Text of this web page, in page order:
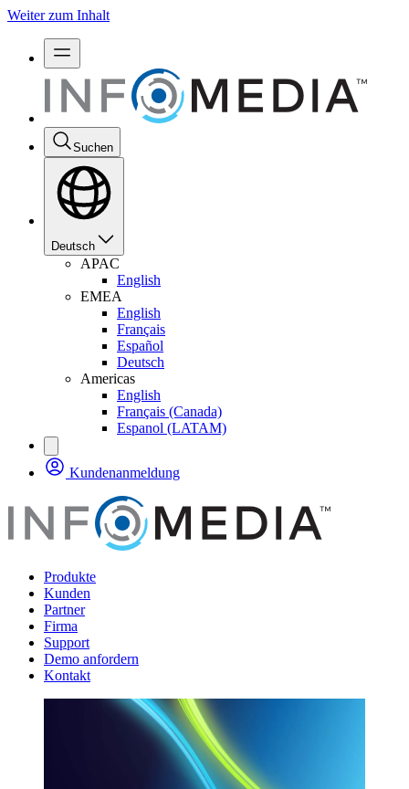
Weiter zum Inhalt
Suchen
Deutsch
APAC
English
EMEA
English
Français
Español
Deutsch
Americas
English
Français (Canada)
Espanol (LATAM)
Kundenanmeldung
Produkte
Kunden
Partner
Firma
Support
Demo anfordern
Kontakt